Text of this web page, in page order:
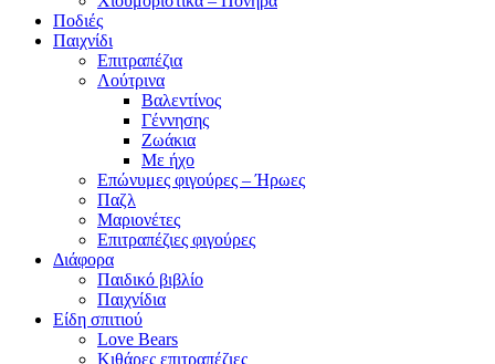
Ποδιές
Παιχνίδι
Επιτραπέζια
Λούτρινα
Βαλεντίνος
Γέννησης
Ζωάκια
Με ήχο
Επώνυμες φιγούρες – Ήρωες
Παζλ
Μαριονέτες
Επιτραπέζιες φιγούρες
Διάφορα
Παιδικό βιβλίο
Παιχνίδια
Είδη σπιτιού
Love Bears
Κιθάρες επιτραπέζιες